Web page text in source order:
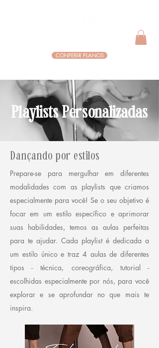
CONFERIR PLANOS
Playlists Personalizadas
Dançando por estilos
Prepare-se para mergulhar em diferentes
modalidades com as playlists que criamos
especialmente para você! Se o seu objetivo é
focar em um estilo específico e aprimorar
suas habilidades, temos as aulas perfeitas
para te ajudar. Cada playlist é dedicada a
um estilo único e traz 4 aulas de diferentes
tipos - técnica, coreográfica, tutorial -
escolhidas especialmente por nós, para você
explorar e se aprofundar no que mais te
inspira.